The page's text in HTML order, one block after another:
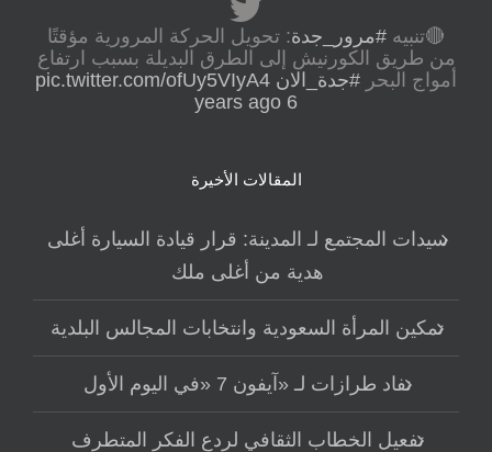
🔴تنبيه #مرور_جدة: تحويل الحركة المرورية مؤقتًا
من طريق الكورنيش إلى الطرق البديلة بسبب ارتفاع
أمواج البحر #جدة_الان pic.twitter.com/ofUy5VIyA4
6 years ago
المقالات الأخيرة
سيدات المجتمع لـ المدينة: قرار قيادة السيارة أغلى
هدية من أغلى ملك
تمكين المرأة السعودية وانتخابات المجالس البلدية
نفاد طرازات لـ «آيفون 7 «في اليوم الأول
تفعيل الخطاب الثقافي لردع الفكر المتطرف